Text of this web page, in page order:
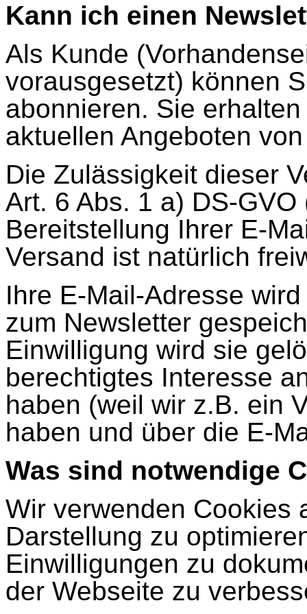
Kann ich einen
Als Kunde
vorausgesetzt) können
abonnieren. Sie
aktuellen Angeboten
Die Zulässigkeit dieser
Art. 6 Abs. 1 a) DS-
Bereitstellung Ihrer E-
Versand ist natürlich
Ihre E-Mail-Adresse
zum Newsletter
Einwilligung wird sie
berechtigtes Interesse
haben (weil wir z.B. ein
haben und über die E-
Was sind notwendige
Wir verwenden Cookies
Darstellung zu
Einwilligungen zu
der Webseite zu